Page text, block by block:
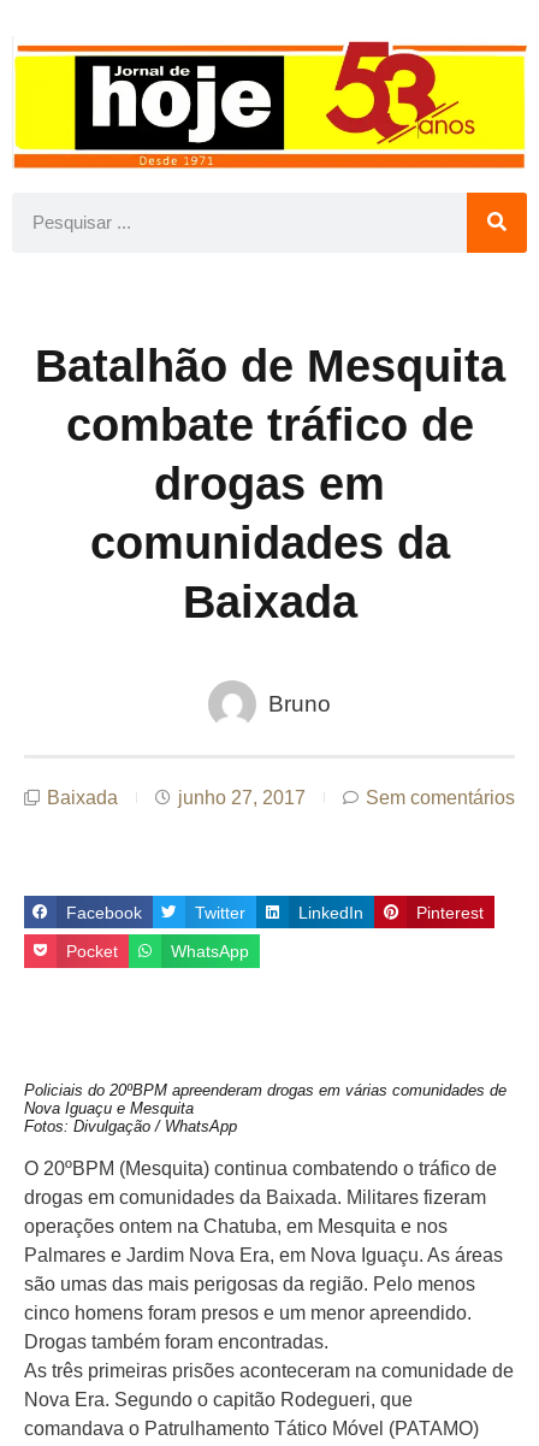
Batalhão de Mesquita
combate tráfico de
drogas em
comunidades da
Baixada
Bruno
Baixada junho 27, 2017 Sem comentários
Facebook Twitter LinkedIn Pinterest
Pocket WhatsApp
Policiais do 20ºBPM apreenderam drogas em várias comunidades de
Nova Iguaçu e Mesquita
Fotos: Divulgação / WhatsApp
O 20ºBPM (Mesquita) continua combatendo o tráfico de
drogas em comunidades da Baixada. Militares fizeram
operações ontem na Chatuba, em Mesquita e nos
Palmares e Jardim Nova Era, em Nova Iguaçu. As áreas
são umas das mais perigosas da região. Pelo menos
cinco homens foram presos e um menor apreendido.
Drogas também foram encontradas.
As três primeiras prisões aconteceram na comunidade de
Nova Era. Segundo o capitão Rodegueri, que
comandava o Patrulhamento Tático Móvel (PATAMO)